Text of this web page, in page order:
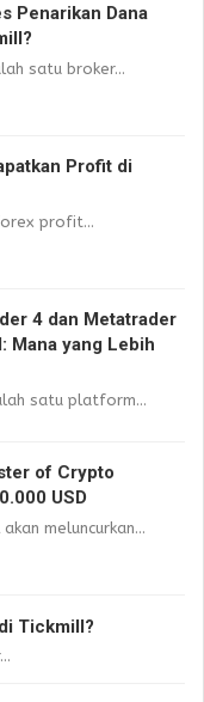
Penarikan Dana
satu broker...
Profit di
profit...
4 dan Metatrader
Mana yang Lebih
satu platform...
of Crypto
USD
meluncurkan...
Tickmill?